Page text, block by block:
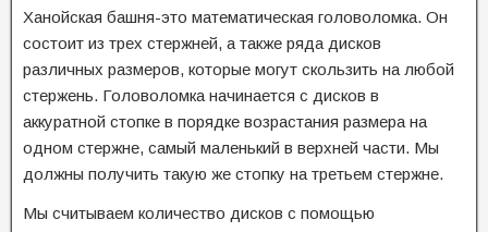
Ханойская башня-это математическая головоломка. Он
состоит из трех стержней, а также ряда дисков
различных размеров, которые могут скользить на любой
стержень. Головоломка начинается с дисков в
аккуратной стопке в порядке возрастания размера на
одном стержне, самый маленький в верхней части. Мы
должны получить такую же стопку на третьем стержне.
Мы считываем количество дисков с помощью